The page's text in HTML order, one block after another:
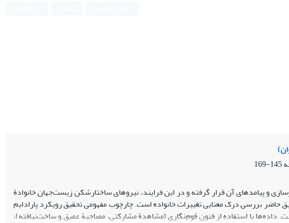
145-169
و پیامدهای آن قرار گرفته و در این فرایند، نیروهای ساختارشکن زیست‌جهان خانوادة
بررسی درک معنایی تغییرات خانواده است. چارچوب مفهومی تحقیق رویکرد پارادایم
با استفاده از فنون قوم‌نگاری (مشاهدة مشارکتی، مصاحبة عمیق و ساخت‌نیافته)،